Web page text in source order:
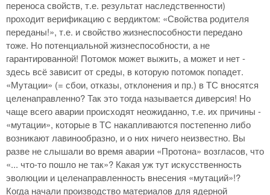
переноса свойств, т.е. результат наследственности)
проходит верификацию с вердиктом: «Свойства родителя
переданы!», т.е. и свойство жизнеспособности передано
тоже. Но потенциальной жизнеспособности, а не
гарантированной! Потомок может выжить, а может и нет -
здесь всё зависит от среды, в которую потомок попадет.
«Мутации» (= сбои, отказы, отклонения и пр.) в ТС вносятся
целенаправленно? Так это тогда называется диверсия! Но
чаще всего аварии происходят неожиданно, т.е. их причины -
«мутации», которые в ТС накапливаются постепенно либо
возникают лавинообразно, и о них ничего неизвестно. Вы
разве не слышали во время аварии «Протона» возгласов, что
«... что-то пошло не так»? Какая уж тут искусственность
эволюции и целенаправленность внесения «мутаций»!?
Когда начали производство материалов для ядерной